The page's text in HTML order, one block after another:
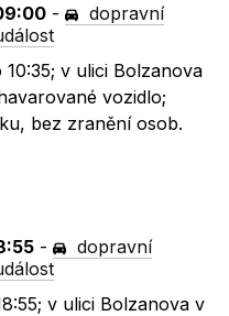
-
dopravní
10:35; v ulici Bolzanova
vozidlo;
bez zranění osob.
-
dopravní
v ulici Bolzanova v